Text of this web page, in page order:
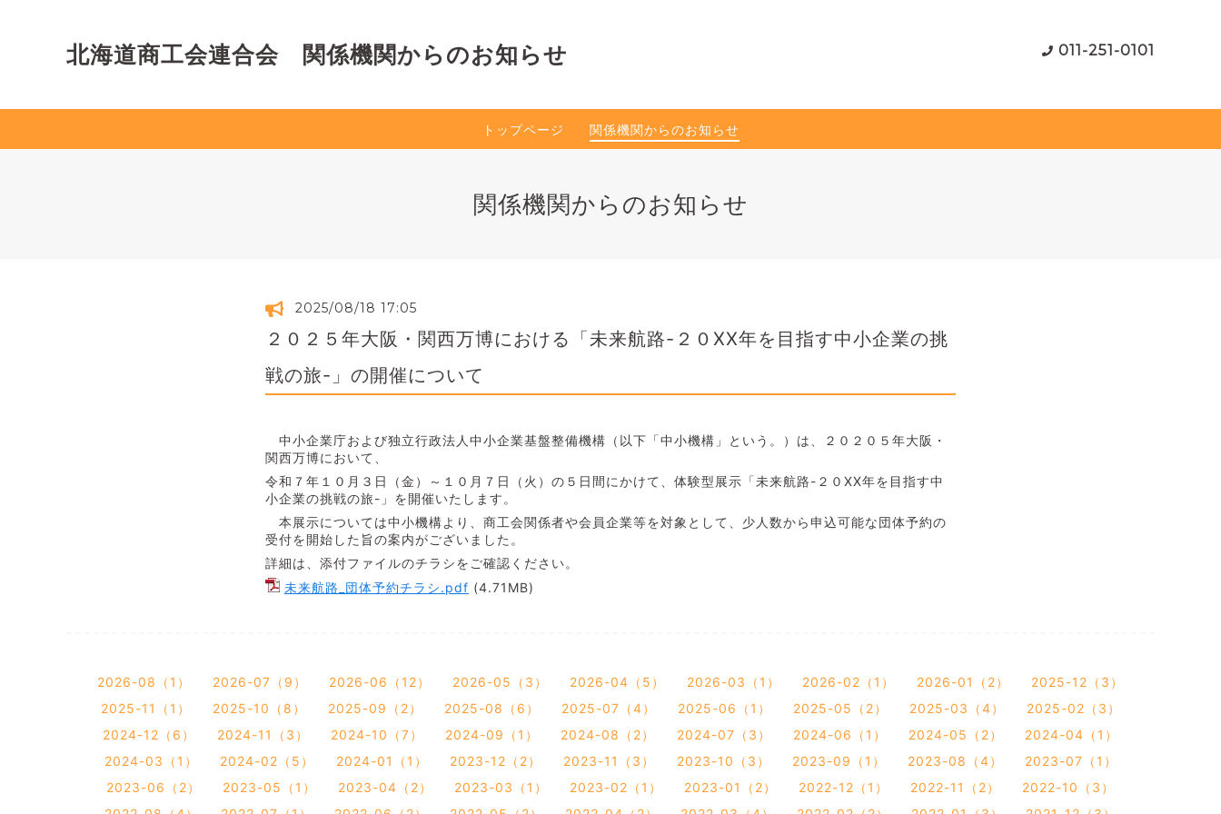
北海道商工会連合会 関係機関からのお知らせ 011-251-0101
トップページ 関係機関からのお知らせ
関係機関からのお知らせ
2025/08/18 17:05
２０２５年大阪・関西万博における「未来航路-２０XX年を目指す中小企業の挑
戦の旅-」の開催について
中小企業庁および独立行政法人中小企業基盤整備機構（以下「中小機構」という。）は、２０２０５年大阪・
関西万博において、
令和７年１０月３日（金）～１０月７日（火）の５日間にかけて、体験型展示「未来航路-２０XX年を目指す中
小企業の挑戦の旅-」を開催いたします。
本展示については中小機構より、商工会関係者や会員企業等を対象として、少人数から申込可能な団体予約の
受付を開始した旨の案内がございました。
詳細は、添付ファイルのチラシをご確認ください。
未来航路_団体予約チラシ.pdf (4.71MB)
2026-08（1） 2026-07（9） 2026-06（12） 2026-05（3） 2026-04（5） 2026-03（1） 2026-02（1） 2026-01（2）
2025-12（3）
2025-11（1）
2025-10（8） 2025-09（2） 2025-08（6） 2025-07（4） 2025-06（1） 2025-05（2） 2025-03（4）
2025-02（3）
2024-12（6）
2024-11（3） 2024-10（7） 2024-09（1） 2024-08（2） 2024-07（3） 2024-06（1） 2024-05（2）
2024-04（1）
2024-03（1）
2024-02（5） 2024-01（1） 2023-12（2） 2023-11（3） 2023-10（3） 2023-09（1） 2023-08（4）
2023-07（1）
2023-06（2）
2023-05（1） 2023-04（2） 2023-03（1） 2023-02（1） 2023-01（2） 2022-12（1） 2022-11（2）
2022-10（3）